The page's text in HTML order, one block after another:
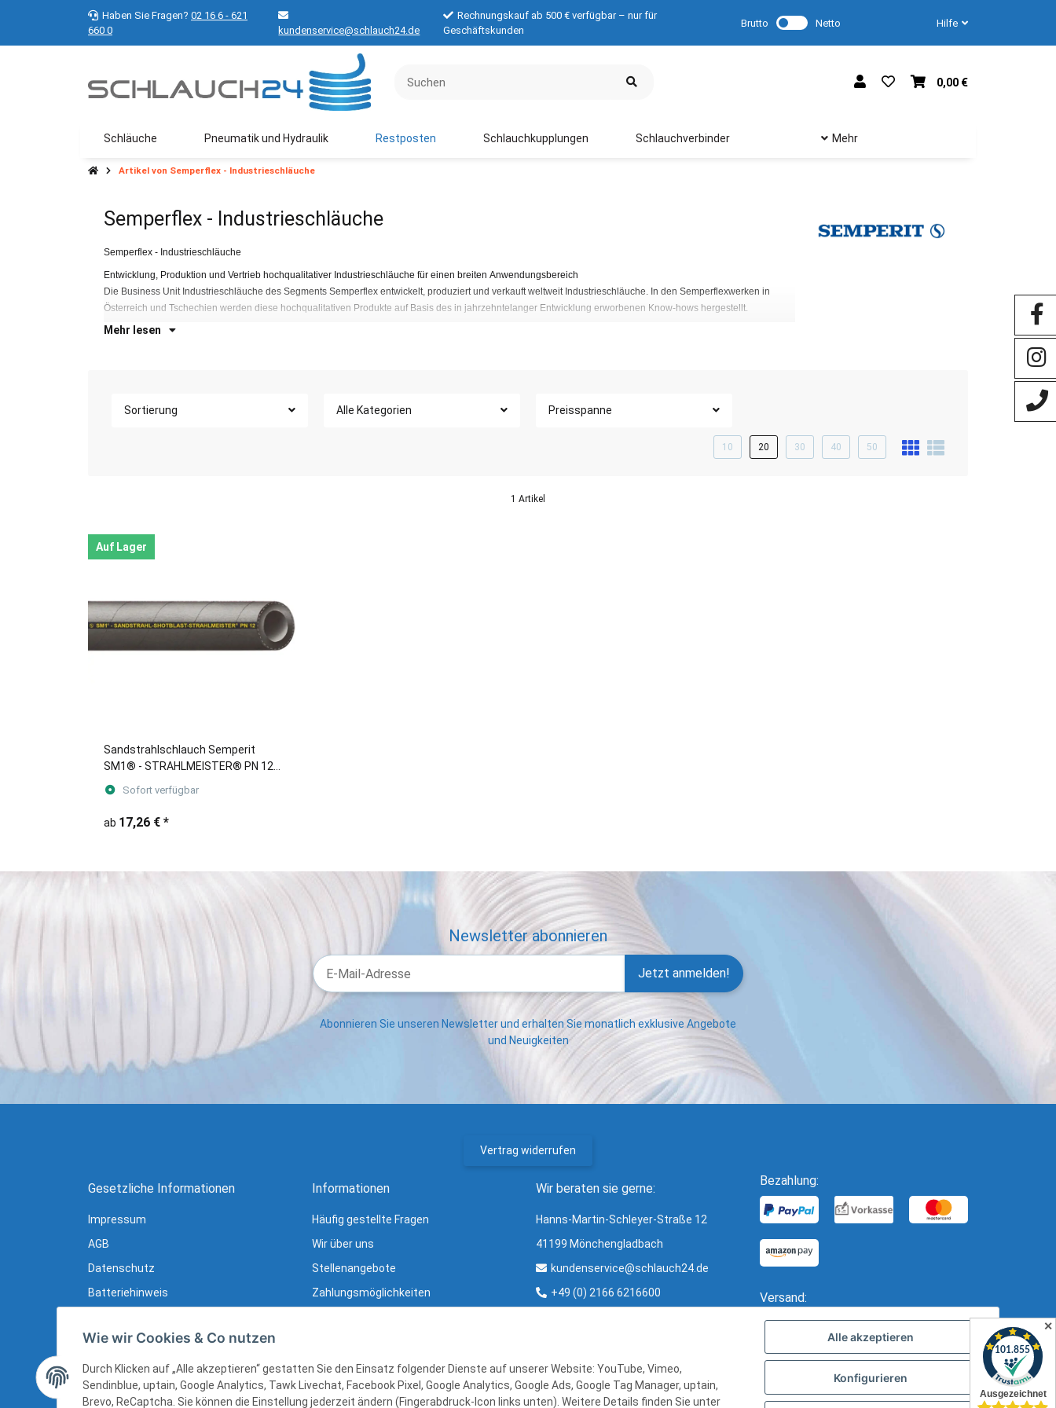
Haben Sie Fragen? 02 16 6 - 621
660 0
kundenservice@schlauch24.de
Rechnungskauf ab 500 € verfügbar – nur für
Geschäftskunden
Brutto Netto Hilfe
0,00 €
Schläuche Pneumatik und Hydraulik Restposten Schlauchkupplungen Schlauchverbinder Mehr
Artikel von Semperflex - Industrieschläuche
Semperflex - Industrieschläuche
Semperflex - Industrieschläuche
Entwicklung, Produktion und Vertrieb hochqualitativer Industrieschläuche für einen breiten Anwendungsbereich
Die Business Unit Industrieschläuche des Segments Semperflex entwickelt, produziert und verkauft weltweit Industrieschläuche. In den Semperflexwerken in
Österreich und Tschechien werden diese hochqualitativen Produkte auf Basis des in jahrzehntelanger Entwicklung erworbenen Know-hows hergestellt.
Mehr lesen
Sortierung Alle Kategorien Preisspanne
10 20 30 40 50
1 Artikel
Auf Lager
Sandstrahlschlauch Semperit
SM1® - STRAHLMEISTER® PN 12
bar (Meterware)
Sofort verfügbar
ab 17,26 € *
Newsletter abonnieren
Jetzt anmelden!
Abonnieren Sie unseren Newsletter und erhalten Sie monatlich exklusive Angebote
und Neuigkeiten
Vertrag widerrufen
Gesetzliche Informationen
Impressum
AGB
Datenschutz
Batteriehinweis
Widerrufsrecht
Widerrufsrecht (B2B)
Sitemap
Informationen
Häufig gestellte Fragen
Wir über uns
Stellenangebote
Zahlungsmöglichkeiten
Ratgeber & Glossar
Wir beraten sie gerne:
Hanns-Martin-Schleyer-Straße 12
41199 Mönchengladbach
kundenservice@schlauch24.de
+49 (0) 2166 6216600
Bezahlung:
Versand:
Wie wir Cookies & Co nutzen
Durch Klicken auf „Alle akzeptieren“ gestatten Sie den Einsatz folgender Dienste auf unserer Website: YouTube, Vimeo,
Sendinblue, uptain, Google Analytics, Tawk Livechat, Facebook Pixel, Google Analytics, Google Ads, Google Tag Manager, uptain,
Brevo, ReCaptcha. Sie können die Einstellung jederzeit ändern (Fingerabdruck-Icon links unten). Weitere Details finden Sie unter
Alle akzeptieren
Konfigurieren
✕